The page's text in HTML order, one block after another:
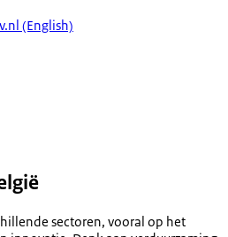
(English)
sectoren, vooral op het